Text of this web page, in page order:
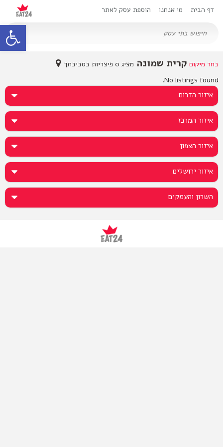
דף הבית מי אנחנו הוספת עסק לאתר
קרית שמונה בחר מיקום
No listings found.
איזור הדרום
איזור המרכז
איזור הצפון
איזור ירושלים
השרון והעמקים